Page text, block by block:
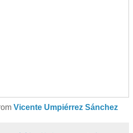
Vicente Umpiérrez Sánchez